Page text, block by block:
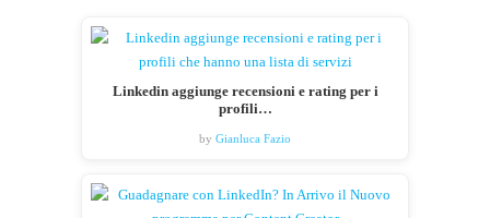
Linkedin aggiunge recensioni e rating per i
profili…
by Gianluca Fazio